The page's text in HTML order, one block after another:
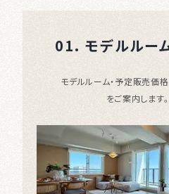
01. モデルルー
モデルルーム・予定販売価格
をご案内します。